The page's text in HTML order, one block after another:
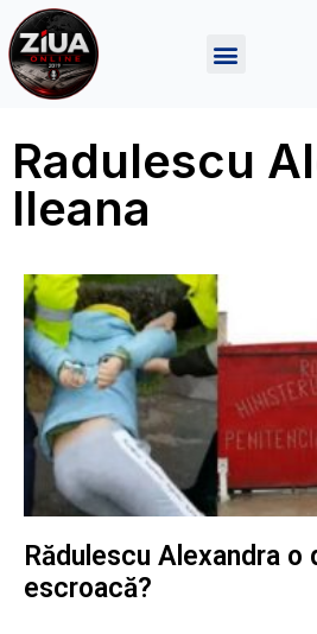
Radulescu
Ileana
Rădulescu Alexandra o
escroacă?